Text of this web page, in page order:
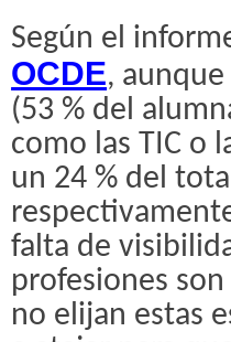
Según el
OCDE,
(53 % del
como las TIC o
un 24 % del
falta de
profesiones
no elijan estas